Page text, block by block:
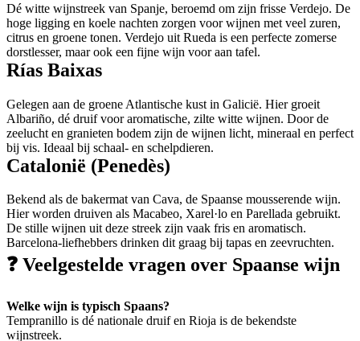
Dé witte wijnstreek van Spanje, beroemd om zijn frisse Verdejo. De
hoge ligging en koele nachten zorgen voor wijnen met veel zuren,
citrus en groene tonen. Verdejo uit Rueda is een perfecte zomerse
dorstlesser, maar ook een fijne wijn voor aan tafel.
Rías Baixas
Gelegen aan de groene Atlantische kust in Galicië. Hier groeit
Albariño, dé druif voor aromatische, zilte witte wijnen. Door de
zeelucht en granieten bodem zijn de wijnen licht, mineraal en perfect
bij vis. Ideaal bij schaal- en schelpdieren.
Catalonië (Penedès)
Bekend als de bakermat van Cava, de Spaanse mousserende wijn.
Hier worden druiven als Macabeo, Xarel·lo en Parellada gebruikt.
De stille wijnen uit deze streek zijn vaak fris en aromatisch.
Barcelona-liefhebbers drinken dit graag bij tapas en zeevruchten.
❓ Veelgestelde vragen over Spaanse wijn
Welke wijn is typisch Spaans?
Tempranillo is dé nationale druif en Rioja is de bekendste
wijnstreek.